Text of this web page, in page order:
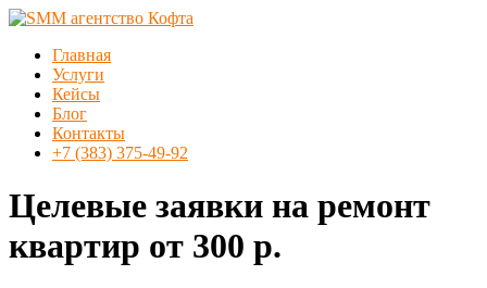
Перейти
содержимому
SMM
агентство
Кофта
SMM
продвижение
Новосибирске
МенюГлавная
Услуги
Кейсы
Блог
Контакты
+7 (383) 375-49-92
Целевые заявки на ремонт
квартир от 300 р.